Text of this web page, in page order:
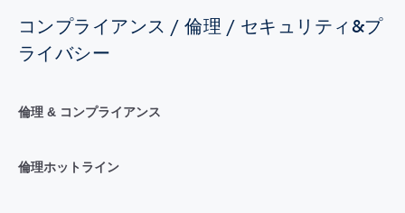
コンプライアンス / 倫理 / セキュリティ&プ
ライバシー
倫理 & コンプライアンス
倫理ホットライン